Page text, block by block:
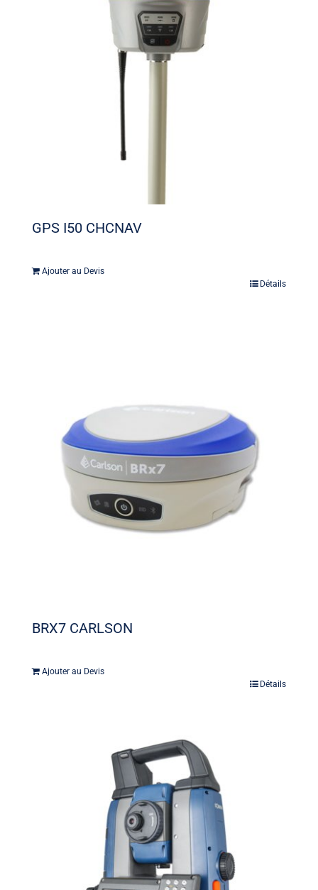
GPS I50 CHCNAV
Ajouter au Devis
Détails
BRX7 CARLSON
Ajouter au Devis
Détails